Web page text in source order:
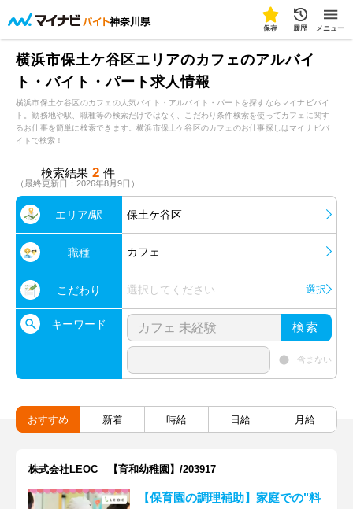
神奈川県
保存 履歴 メニュー
横浜市保土ケ谷区エリアのカフェのアルバイ
ト・バイト・パート求人情報
横浜市保土ケ谷区のカフェの人気バイト・アルバイト・パートを探すならマイナビバイ
ト。勤務地や駅、職種等の検索だけではなく、こだわり条件検索を使ってカフェに関す
るお仕事を簡単に検索できます。横浜市保土ケ谷区のカフェのお仕事探しはマイナビバ
イトで検索！
検索結果 2 件
（最終更新日：2026年8月9日）
エリア/駅 保土ケ谷区
職種 カフェ
こだわり 選択してください 選択
キーワード 検索
含まない
おすすめ 新着 時給 日給 月給
株式会社LEOC 【育和幼稚園】/203917
【保育園の調理補助】家庭での"料